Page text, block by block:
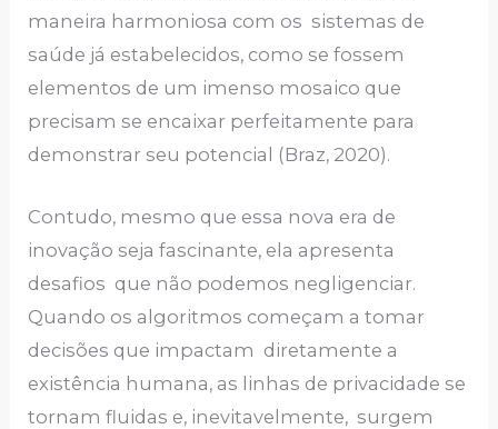
maneira harmoniosa com os sistemas de
saúde já estabelecidos, como se fossem
elementos de um imenso mosaico que
precisam se encaixar perfeitamente para
demonstrar seu potencial (Braz, 2020).
Contudo, mesmo que essa nova era de
inovação seja fascinante, ela apresenta
desafios que não podemos negligenciar.
Quando os algoritmos começam a tomar
decisões que impactam diretamente a
existência humana, as linhas de privacidade se
tornam fluidas e, inevitavelmente, surgem